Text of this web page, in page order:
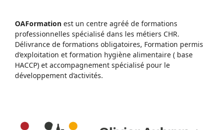
OAFormation est un centre agréé de formations
professionnelles spécialisé dans les métiers CHR.
Délivrance de formations obligatoires, Formation permis
d’exploitation et formation hygiène alimentaire ( base
HACCP) et accompagnement spécialisé pour le
développement d’activités.